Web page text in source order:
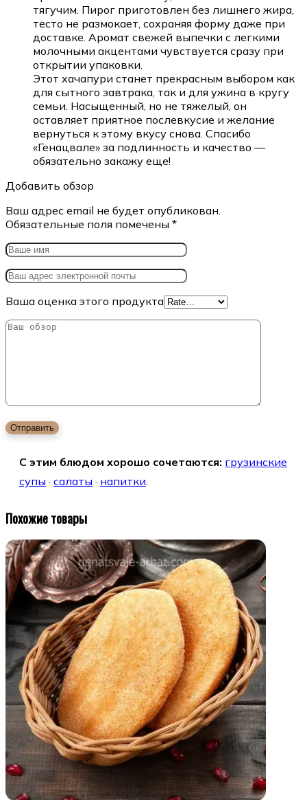
тягучим. Пирог приготовлен без лишнего жира,
тесто не размокает, сохраняя форму даже при
доставке. Аромат свежей выпечки с легкими
молочными акцентами чувствуется сразу при
открытии упаковки.
Этот хачапури станет прекрасным выбором как
для сытного завтрака, так и для ужина в кругу
семьи. Насыщенный, но не тяжелый, он
оставляет приятное послевкусие и желание
вернуться к этому вкусу снова. Спасибо
«Генацвале» за подлинность и качество —
обязательно закажу еще!
Добавить обзор
Ваш адрес email не будет опубликован.
Обязательные поля помечены *
Ваша оценка этого продукта
С этим блюдом хорошо сочетаются: грузинские
супы · салаты · напитки
Похожие товары